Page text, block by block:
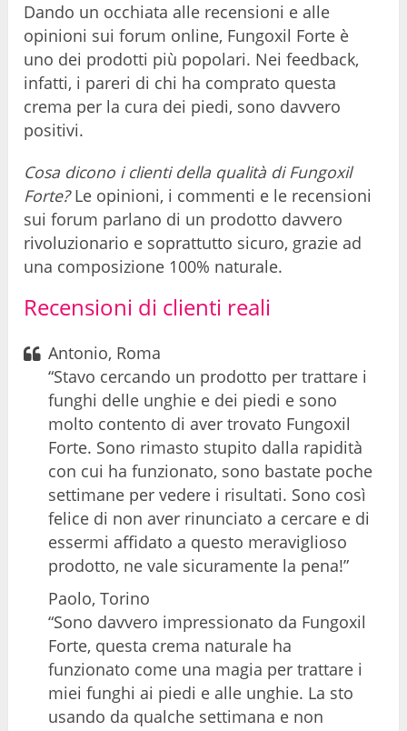
Dando un occhiata alle recensioni e alle
opinioni sui forum online, Fungoxil Forte è
uno dei prodotti più popolari. Nei feedback,
infatti, i pareri di chi ha comprato questa
crema per la cura dei piedi, sono davvero
positivi.
Cosa dicono i clienti della qualità di Fungoxil
Forte?Le opinioni, i commenti e le recensioni
sui forum parlano di un prodotto davvero
rivoluzionario e soprattutto sicuro, grazie ad
una composizione 100% naturale.
Recensioni di clienti reali
Antonio, Roma
“Stavo cercando un prodotto per trattare i
funghi delle unghie e dei piedi e sono
molto contento di aver trovato Fungoxil
Forte. Sono rimasto stupito dalla rapidità
con cui ha funzionato, sono bastate poche
settimane per vedere i risultati. Sono così
felice di non aver rinunciato a cercare e di
essermi affidato a questo meraviglioso
prodotto, ne vale sicuramente la pena!”
Paolo, Torino
“Sono davvero impressionato da Fungoxil
Forte, questa crema naturale ha
funzionato come una magia per trattare i
miei funghi ai piedi e alle unghie. La sto
usando da qualche settimana e non